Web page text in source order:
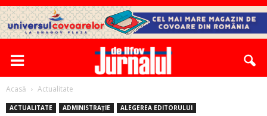
Acasă Actualitate
ACTUALITATE ADMINISTRAȚIE
ALEGEREA EDITORULUI